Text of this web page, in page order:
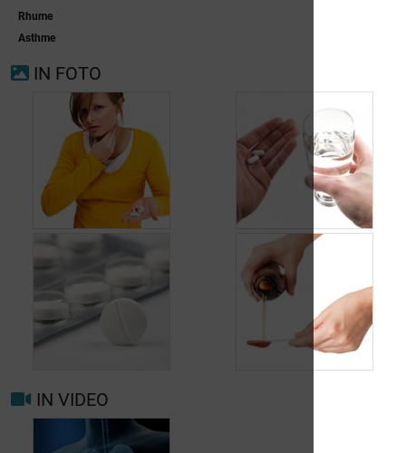
insufficiëntie
Rhume
Asthme
IN FOTO
Bronchitis: zijn
antibiotica nodig?
Rol van
slijmoplossende
middelen bij
bronchitis
IN VIDEO